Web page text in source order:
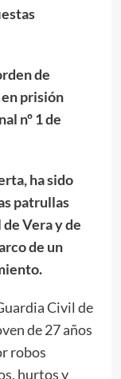
de
prisión
nº 1 de
ha sido
patrullas
Vera y de
de un
Civil de
de 27 años
robos
hurtos y